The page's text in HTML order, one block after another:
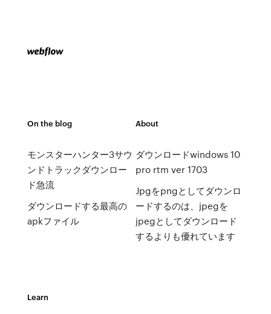
On the blog
モンスターハンター3サウ
ンドトラックダウンロー
ド急流
ダウンロードする最高の
apkファイル
About
ダウンロードwindows 10
pro rtm ver 1703
Jpgをpngとしてダウンロ
ードするのは、jpegを
jpegとしてダウンロード
するよりも優れています
Learn